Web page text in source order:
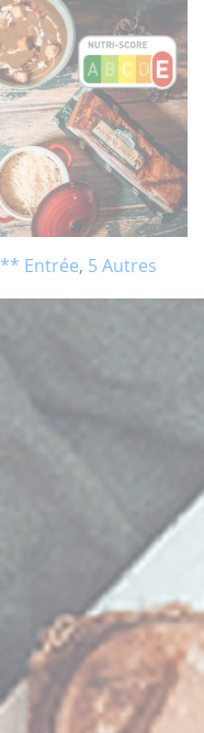
** Entrée, 5 Autres